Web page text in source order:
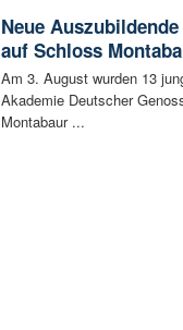
Neue
auf Schloss
Am 3. August wurden 13
Akademie Deutscher
Montabaur ...